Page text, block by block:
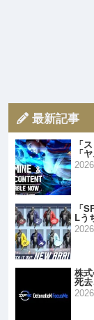
最新記事
「
「
「
Lう
株
死去